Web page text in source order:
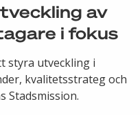
av
i fokus
styra utveckling i
kvalitetsstrateg och
Stadsmission.